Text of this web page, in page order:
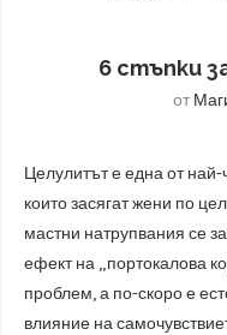
6 стъпки
от
Целулитът е една от най-
които засягат жени по
мастни натрупвания се
ефект на „портокалова
проблем, а по-скоро е
влияние на